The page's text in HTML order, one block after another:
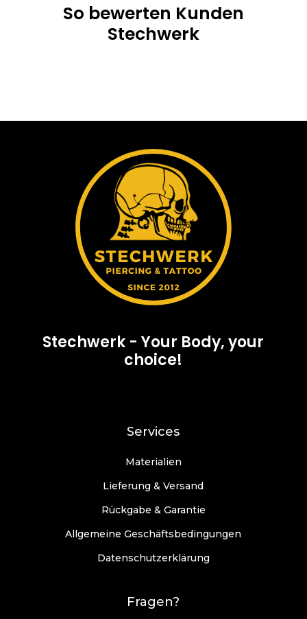
So bewerten Kunden
Stechwerk
Stechwerk - Your Body, your
choice!
Services
Materialien
Lieferung & Versand
Rückgabe & Garantie
Allgemeine Geschäftsbedingungen
Datenschutzerklärung
Fragen?